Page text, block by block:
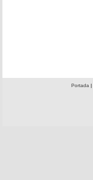
Portada |